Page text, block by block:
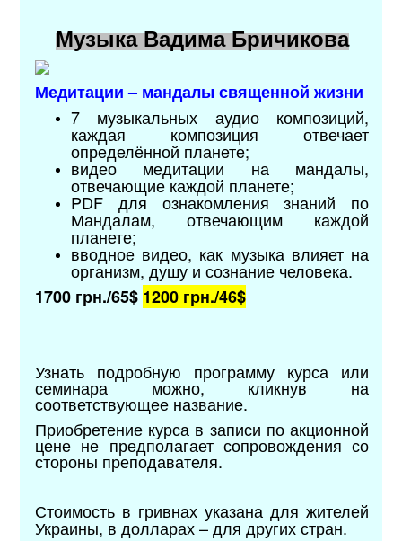
Музыка Вадима Бричикова
Медитации – мандалы священной жизни
7 музыкальных аудио композиций,
каждая композиция отвечает
определённой планете;
видео медитации на мандалы,
отвечающие каждой планете;
PDF для ознакомления знаний по
Мандалам, отвечающим каждой
планете;
вводное видео, как музыка влияет на
организм, душу и сознание человека.
1700 грн./65$ 1200 грн./46$
Узнать подробную программу курса или
семинара можно, кликнув на
соответствующее название.
Приобретение курса в записи по акционной
цене не предполагает сопровождения со
стороны преподавателя.
Стоимость в гривнах указана для жителей
Украины, в долларах–для других стран.